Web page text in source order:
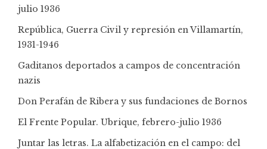
julio 1936
República, Guerra Civil y represión en Villamartín,
1931-1946
Gaditanos deportados a campos de concentración
nazis
Don Perafán de Ribera y sus fundaciones de Bornos
El Frente Popular. Ubrique, febrero-julio 1936
Juntar las letras. La alfabetización en el campo: del